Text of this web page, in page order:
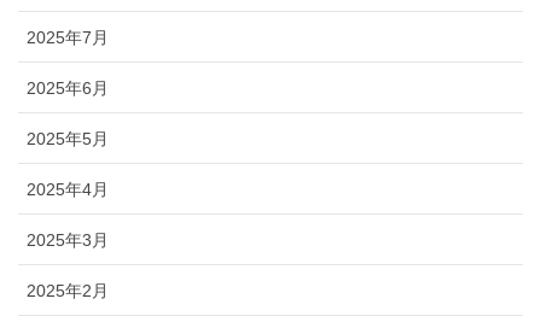
2025年7月
2025年6月
2025年5月
2025年4月
2025年3月
2025年2月